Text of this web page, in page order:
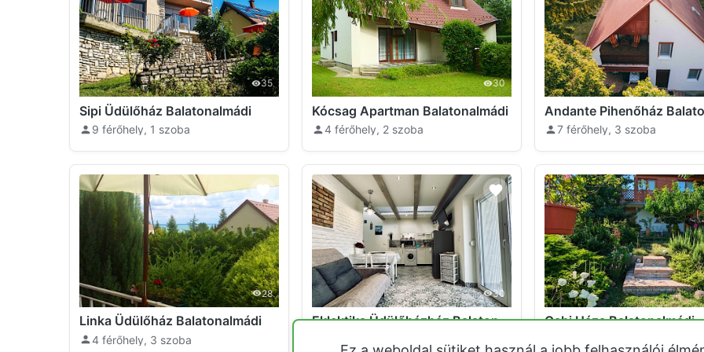
35
Sipi Üdülőház Balatonalmádi
9 férőhely, 1 szoba
30
Kócsag Apartman Balatonalmádi
4 férőhely, 2 szoba 7 férőhely, 3 szoba
28
Linka Üdülőház Balatonalmádi
4 férőhely, 3 szoba
30
Eklektika Üdülőházház Balatonalmádi Gabi Háza Balatonalmádi